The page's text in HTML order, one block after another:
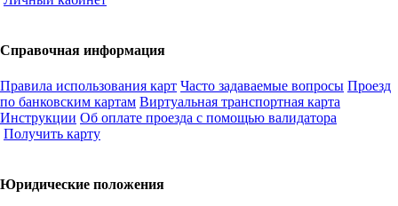
Справочная информация
Правила использования карт Часто задаваемые вопросы Проезд
по банковским картам Виртуальная транспортная карта
Инструкции Об оплате проезда с помощью валидатора
Получить карту
Юридические положения